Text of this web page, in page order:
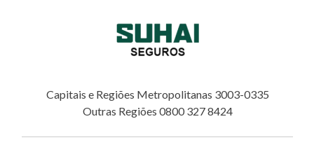
Capitais e Regiões Metropolitanas 3003-0335
Outras Regiões 0800 327 8424